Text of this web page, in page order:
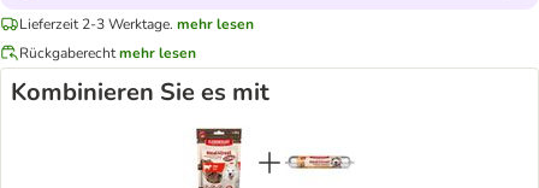
Lieferzeit 2-3 Werktage. mehr lesen
Rückgaberechtmehr lesen
Kombinieren Sie es mit